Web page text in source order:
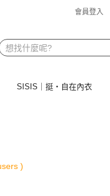
會員登入
SISIS｜挺‧自在內衣
)